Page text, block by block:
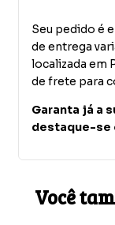
Seu pedido é
de entrega
localizada em
de frete para
Garanta já a
destaque-se
Você